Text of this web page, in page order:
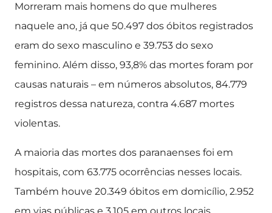
Morreram mais homens do que mulheres
naquele ano, já que 50.497 dos óbitos registrados
eram do sexo masculino e 39.753 do sexo
feminino. Além disso, 93,8% das mortes foram por
causas naturais – em números absolutos, 84.779
registros dessa natureza, contra 4.687 mortes
violentas.
A maioria das mortes dos paranaenses foi em
hospitais, com 63.775 ocorrências nesses locais.
Também houve 20.349 óbitos em domicílio, 2.952